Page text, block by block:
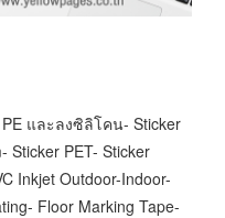
และลงซิลิโคน- Sticker
Sticker PET- Sticker
Inkjet Outdoor-Indoor-
Floor Marking Tape-